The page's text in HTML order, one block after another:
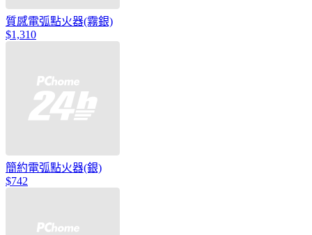
質感電弧點火器(霧銀)
$1,310
簡約電弧點火器(銀)
$742